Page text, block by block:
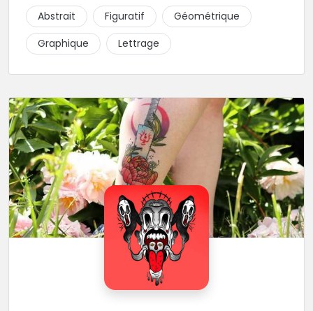
piquer la peau à la montagne ! Elle maîtrise les
lettrages et les aplats de noir. N’hésitez pas à la
contacter pour lui soumettre votre projet.
Abstrait Figuratif
Géométrique
Graphique
Lettrage